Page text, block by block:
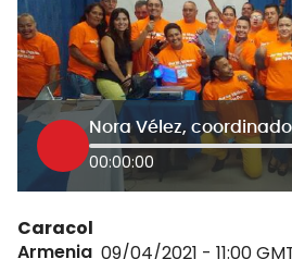
00:00:00
Caracol
Armenia 09/04/2021 - 11:00